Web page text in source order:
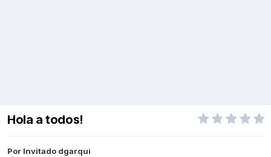
Hola a todos!
Por Invitado dgarqui